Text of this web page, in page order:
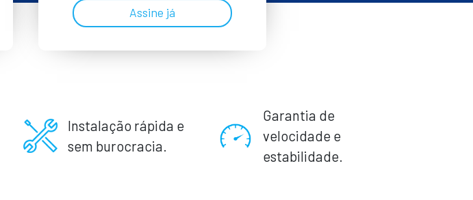
Assine já
Instalação rápida e
sem burocracia.
Garantia de
velocidade e
estabilidade.